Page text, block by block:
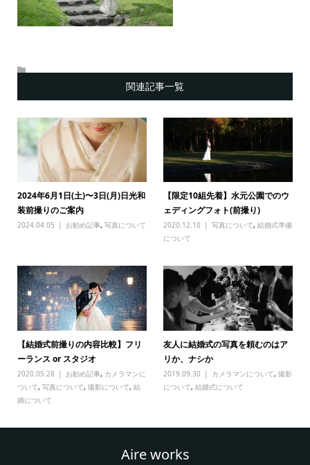
関連記事一覧
2024年6月1日(土)〜3日(月)日光和
装前撮りのご案内
2024.04.05 お勧め記事, 写真について
【限定10組先着】水元公園でのウ
ェディングフォト(前撮り)
2020.12.10 写真について,結婚式準備
について
【結婚式前撮りの内容比較】フリ
ーランス or スタジオ
2020.05.28 お勧め記事, カメラマンに
ついて, 写真について, 撮影について, 結
婚について
友人に結婚式の写真を頼むのはア
リか、ナシか
2019.09.30 カメラマンについて,撮影
について,結婚式について
Aire works